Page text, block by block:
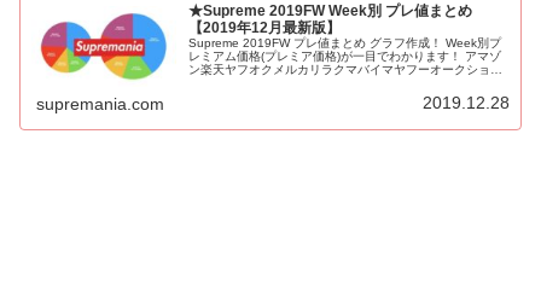
★Supreme 2019FW Week別 プレ値まとめ
【2019年12月最新版】
Supreme 2019FW プレ値まとめ グラフ作成！ Week別プ
レミアム価格(プレミア価格)が一目でわかります！ アマゾ
ン楽天ヤフオクメルカリラクマバイマヤフーオークション
で副業的に利益を稼ぐ儲けるせどり転売 無用
supremania.com 2019.12.28